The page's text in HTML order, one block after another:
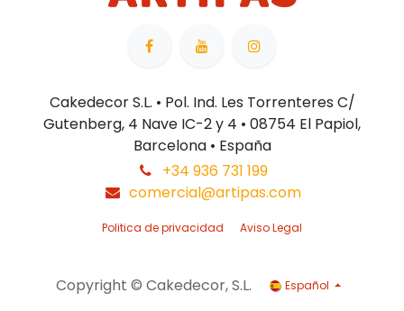
Cakedecor S.L. • Pol. Ind. Les Torrenteres C/
Gutenberg, 4 Nave IC-2 y 4 • 08754 El Papiol,
Barcelona • España
+34 936 731 199
comercial@artipas.com
Politica de privacidad Aviso Legal
Copyright © Cakedecor, S.L. Español